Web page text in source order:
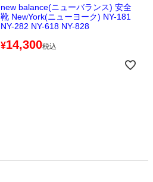
new balance(ニューバランス) 安全
靴 NewYork(ニューヨーク) NY-181
NY-282 NY-618 NY-828
¥14,300税込